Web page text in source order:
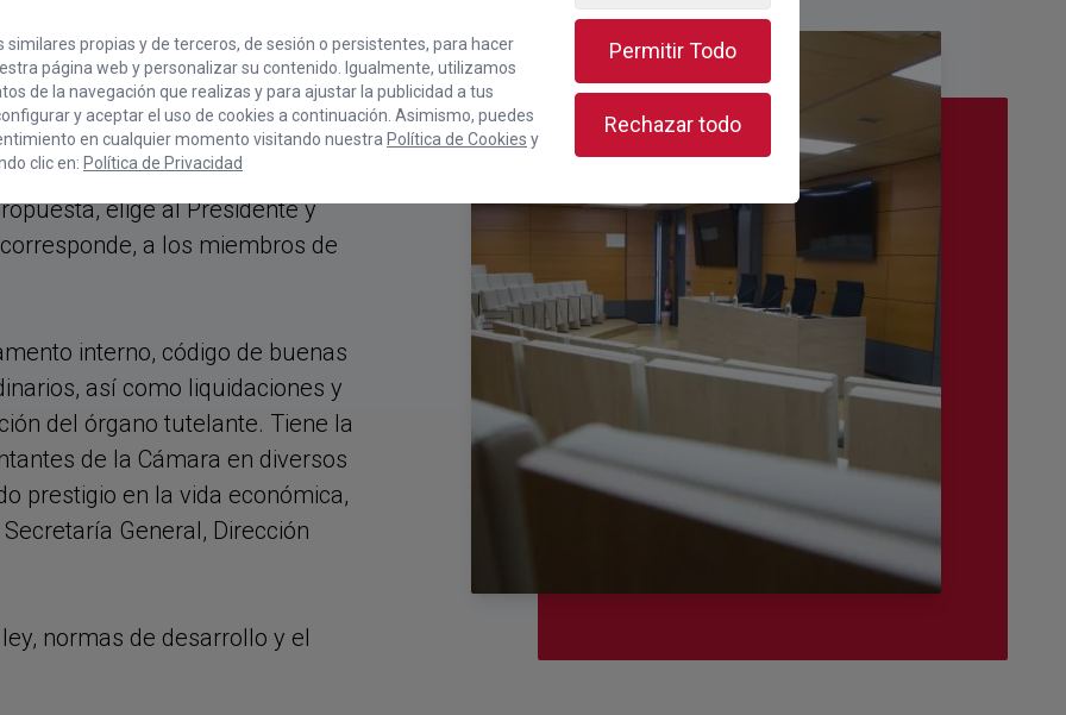
órgano supremo de gobierno y
que incluyen la adopción de
promoción y defensa de los
navegación y los servicios.
elige al Presidente y
a los miembros de
interno, código de buenas
así como liquidaciones y
del órgano tutelante. Tiene la
de la Cámara en diversos
prestigio en la vida económica,
General, Dirección
normas de desarrollo y el
propias y de terceros, de sesión o persistentes, para hacer
página web y personalizar su contenido. Igualmente, utilizamos
de la navegación que realizas y para ajustar la publicidad a tus
y aceptar el uso de cookies a continuación. Asimismo, puedes
en cualquier momento visitando nuestra Política de Cookies y
clic en: Política de Privacidad
Permitir Todo
Rechazar todo